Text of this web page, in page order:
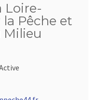
Loire-
Pêche et
Milieu